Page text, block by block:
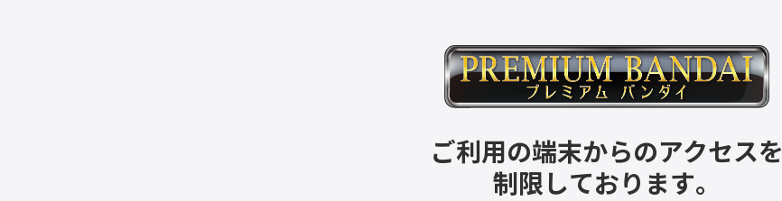
ご利用の端末からのアクセスを
制限しております。